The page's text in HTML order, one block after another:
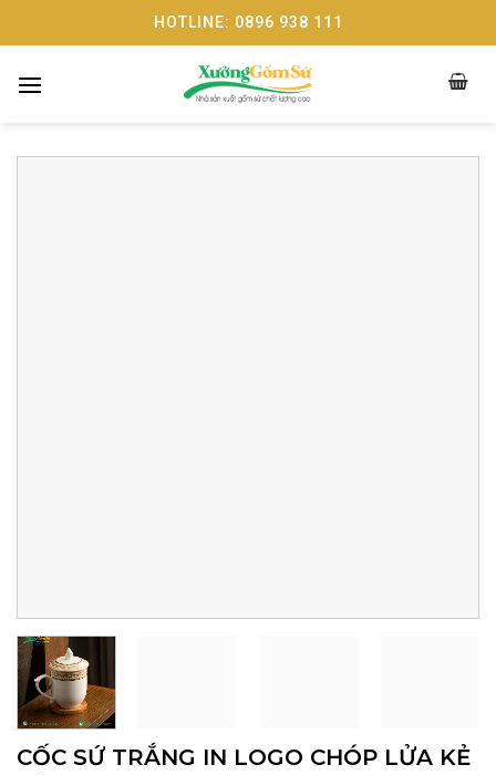
to
HOTLINE: 0896 938 111
CỐC SỨ TRẮNG IN LOGO CHÓP LỬA KẺ